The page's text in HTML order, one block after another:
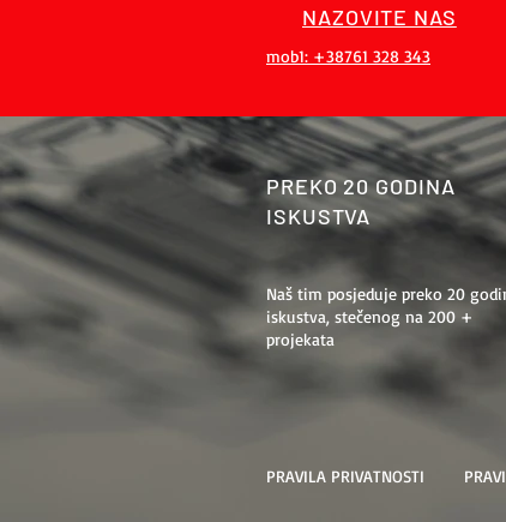
NAZOVITE NAS
mob1: +38761 328 343
PREKO 20 GODINA
ISKUSTVA
Naš tim posjeduje preko 20
iskustva, stečenog na 200 +
projekata
PRAVILA PRIVATNOSTI